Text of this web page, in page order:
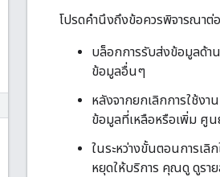
โปรดคำนึงถึงข้อควรพิจารณาต่
บล็อกการรับส่งข้อมูลด้า
ข้อมูลอื่นๆ
หลังจากยกเลิกการใช้ง
ข้อมูลที่เหลือหรือเพิ่ม ศู
ในระหว่างขั้นตอนการเลิ
หยุดให้บริการ คุณดู ดูราย